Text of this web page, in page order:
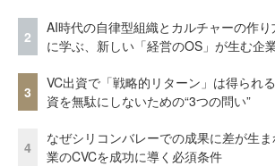
2
AI時代の自律型組織とカルチャーの作
に学ぶ、新しい「経営のOS」が生む企
3
VC出資で「戦略的リターン」は得られ
資を無駄にしないための“3つの問い”
4
なぜシリコンバレーでの成果に差が生
業のCVCを成功に導く必須条件